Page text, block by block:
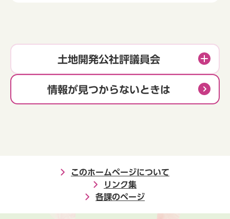
土地開発公社評議員会
情報が見つからないときは
このホームページについて
リンク集
各課のページ